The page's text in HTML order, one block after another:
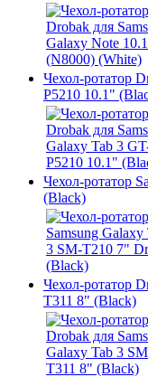
Чехол-ротатор
P5210 10.1"
Чехол-ротатор
(Black)
Чехол-ротатор
T311 8" (Black)